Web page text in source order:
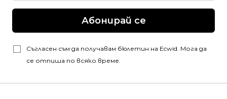
Абонирай се
Съгласен съм да получавам бюлетин на Ecwid. Мога да
се отпиша по всяко време.